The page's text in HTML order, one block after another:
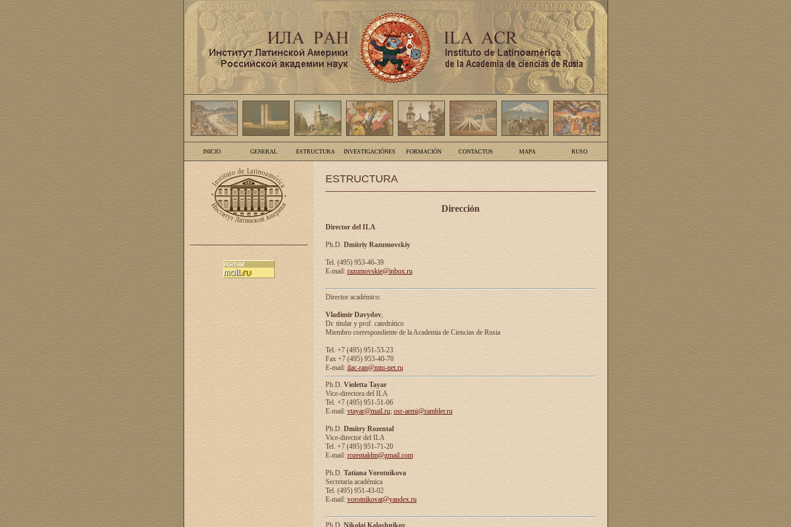
INICIO GENERAL ESTRUCTURA INVESTIGACIÓNES FORMACIÓN CONTACTOS MAPA RUSO
ESTRUCTURA
Dirección
Director del ILA
Ph.D. Dmitriy Razumovskiy
Tel. (495) 953-46-39
E-mail: razumovskie@inbox.ru
Director académico:
Vladimir Davydov,
Dr. titular y prof. catedrático
Miembro correspondiente de la Academia de Ciencias de Rusia
Tel. +7 (495) 951-53-23
Fax +7 (495) 953-40-70
E-mail: ilac-ran@mtu-net.ru
Ph.D. Violetta Tayar
Vice-directora del ILA
Tel. +7 (495) 951-51-06
E-mail: vtayar@mail.ru; osr-aemi@rambler.ru
Ph.D. Dmitry Rozental
Vice-director del ILA
Tel. +7 (495) 951-71-20
E-mail: rozentaldm@gmail.com
Ph.D. Tatiana Vorotnikova
Secretaria académica
Tel. (495) 951-43-02
E-mail: vorotnikovat@yandex.ru
Ph.D. Nikolai Kalashnikov